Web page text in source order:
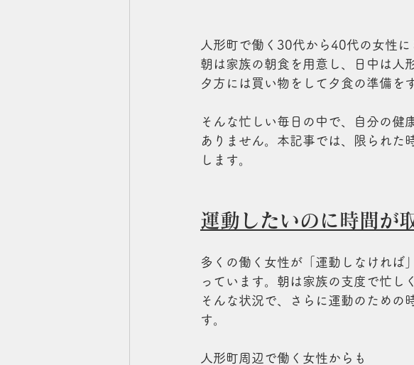
人形町で働く30代から40代の女性
朝は家族の朝食を用意し、日中は人
夕方には買い物をして夕食の準備を
そんな忙しい毎日の中で、自分の健
ありません。本記事では、限られた
します。
運動したいのに時間が
多くの働く女性が「運動しなければ
っています。朝は家族の支度で忙し
そんな状況で、さらに運動のための
す。
人形町周辺で働く女性からも